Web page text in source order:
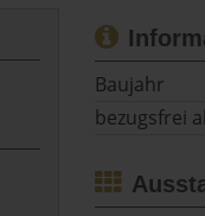
Baujahr
bezugsfrei